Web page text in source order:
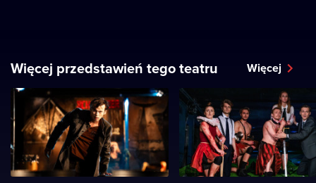
Więcej przedstawień tego teatru Więcej